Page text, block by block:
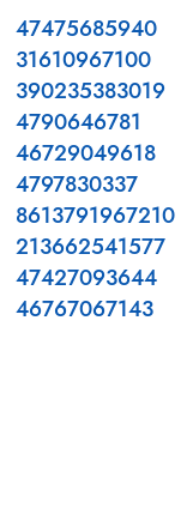
47475685940
31610967100
390235383019
4790646781
46729049618
4797830337
8613791967210
213662541577
47427093644
46767067143